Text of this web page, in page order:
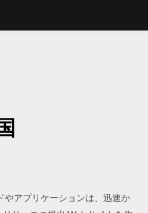
アプリケーションは、迅速か